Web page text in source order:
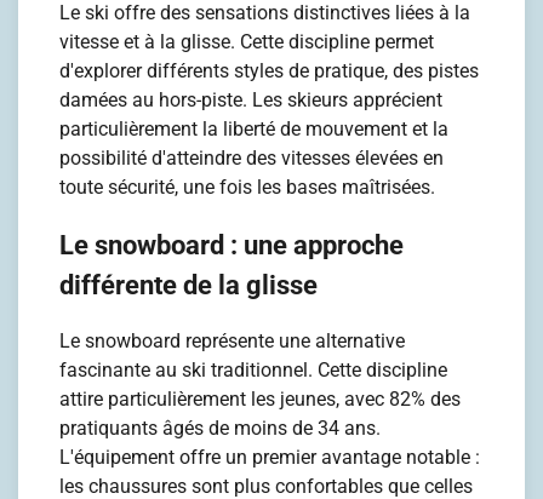
Le ski offre des sensations distinctives liées à la
vitesse et à la glisse. Cette discipline permet
d'explorer différents styles de pratique, des pistes
damées au hors-piste. Les skieurs apprécient
particulièrement la liberté de mouvement et la
possibilité d'atteindre des vitesses élevées en
toute sécurité, une fois les bases maîtrisées.
Le snowboard : une approche
différente de la glisse
Le snowboard représente une alternative
fascinante au ski traditionnel. Cette discipline
attire particulièrement les jeunes, avec 82% des
pratiquants âgés de moins de 34 ans.
L'équipement offre un premier avantage notable :
les chaussures sont plus confortables que celles